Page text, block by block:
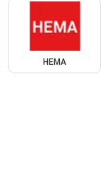
HEMA